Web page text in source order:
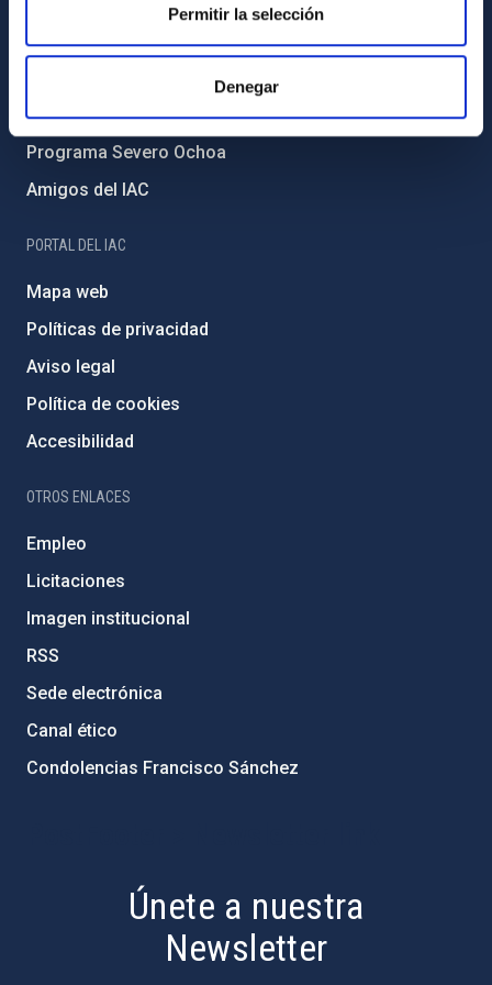
Permitir la selección
Denegar
Medio Ambiente y Sostenibilidad
Proyectos institucionales
Financiación externa
Programa Severo Ochoa
Amigos del IAC
PORTAL DEL IAC
Mapa web
Políticas de privacidad
Aviso legal
Política de cookies
Accesibilidad
OTROS ENLACES
Empleo
Licitaciones
Imagen institucional
RSS
Sede electrónica
Canal ético
Condolencias Francisco Sánchez
Únete a nuestra
Newsletter